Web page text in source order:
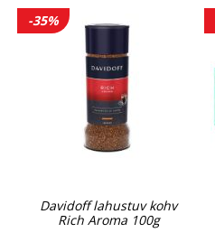
-35%
Davidoff lahustuv kohv
Rich Aroma 100g